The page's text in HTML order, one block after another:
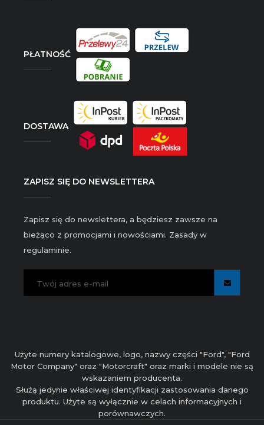
PŁATNOŚĆ
DOSTAWA
ZAPISZ SIĘ DO NEWSLETTERA
Zapisz się do newslettera, a będziesz zawsze na
bieżąco z promocjami i nowościami. Zasady w
regulaminie.
Użyte numery katalogowe, logo, nazwy części "Ford", "Ford
Motor Company" oraz "Motorcraft" oraz marki i modele nie są
wskazaniem producenta.
Służą jedynie właściwej identyfikacji zastosowania danego
produktu. Użyte są wyłącznie w celach informacyjnych i
porównawczych.